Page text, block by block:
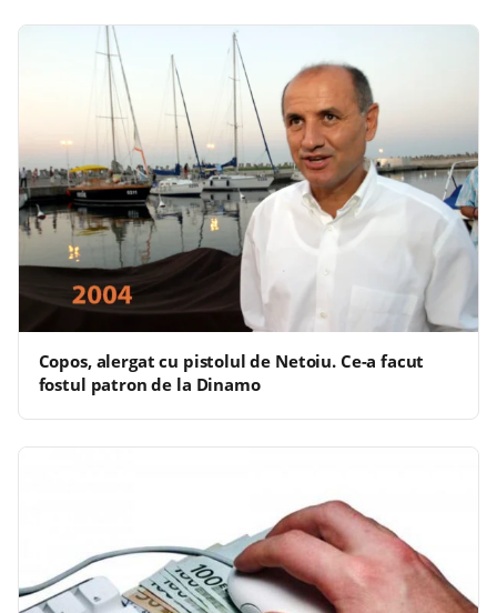
Copos, alergat cu pistolul de Netoiu. Ce-a facut
fostul patron de la Dinamo